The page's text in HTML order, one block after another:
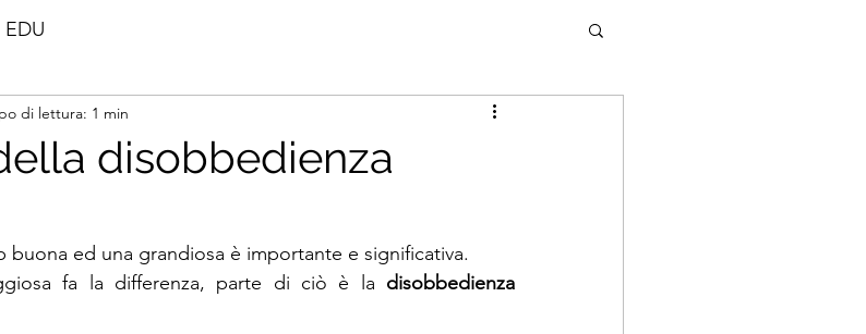
disobbedienza
di lettura: 1 min
buona ed una grandiosa è importante e significativa.
fa la differenza, parte di ciò è la disobbedienza